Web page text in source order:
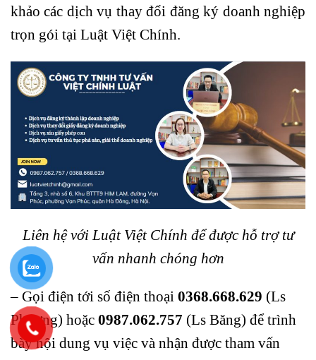
khảo các dịch vụ thay đổi đăng ký doanh nghiệp
trọn gói tại Luật Việt Chính.
Liên hệ với Luật Việt Chính để được hỗ trợ tư
vấn nhanh chóng hơn
– Gọi điện tới số điện thoại 0368.668.629 (Ls
Phương) hoặc 0987.062.757 (Ls Băng) để trình
bày nội dung vụ việc và nhận được tham vấn